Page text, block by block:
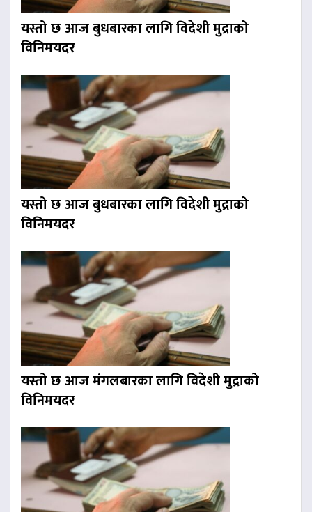
यस्तो छ आज बुधबारका लागि विदेशी मुद्राको
विनिमयदर
यस्तो छ आज बुधबारका लागि विदेशी मुद्राको
विनिमयदर
यस्तो छ आज मंगलबारका लागि विदेशी मुद्राको
विनिमयदर